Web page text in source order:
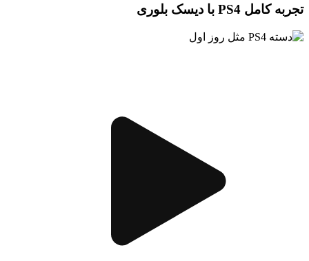
تجربه کامل PS4 با دیسک بلوری